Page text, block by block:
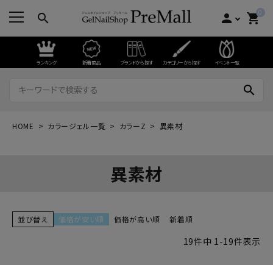
search person 0
shopping_cart
ランキング 新着商品 ブランドから探す カテゴリーから探す イベント一覧
search
HOME カラージェル一覧 カラーZ 異素材
異素材
並び替え 価格が安い順 価格が高い順 新着順
19件中 1-19件表示